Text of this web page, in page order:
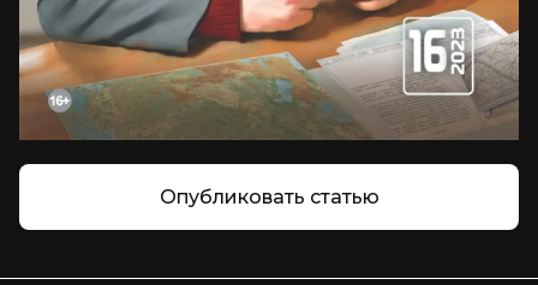
Опубликовать статью